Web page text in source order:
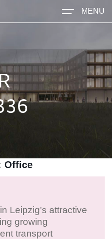
MENU
Office
Leipzig’s attractive
growing
transport